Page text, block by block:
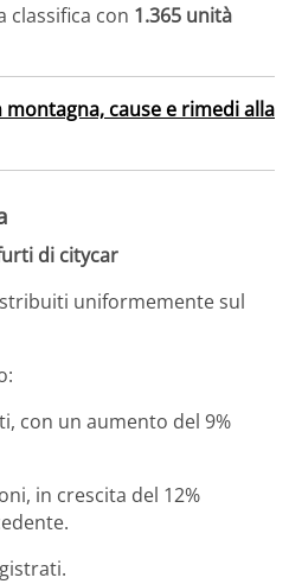
classifica con 1.365 unità
montagna, cause e rimedi alla
di citycar
uniformemente sul
con un aumento del 9%
in crescita del 12%